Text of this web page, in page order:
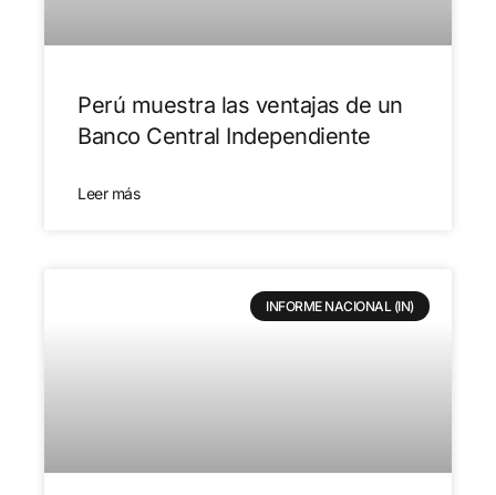
Perú muestra las ventajas de un
Banco Central Independiente
Leer más
INFORME NACIONAL (IN)